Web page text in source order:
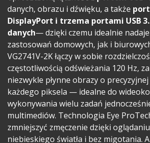
danych, obrazu i dźwięku, a także
DisplayPort i trzema portami USB
danych— dzięki czemu idealnie
zastosowań domowych, jak i
VG2741V-2K łączy w sobie
częstotliwością odświeżania 120 Hz,
niezwykle płynne obrazy o
każdego piksela — idealne do
wykonywania wielu zadań
multimediów. Technologia Eye
zmniejszyć zmęczenie dzięki
niebieskiego światła i bez migotania.